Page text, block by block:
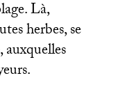
Là,
herbes, se